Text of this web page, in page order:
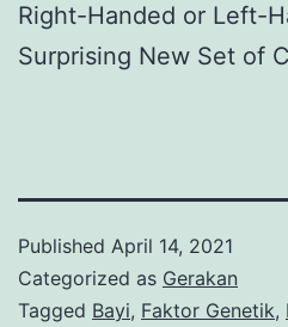
Right-Handed or Left-
Surprising New Set of
Published April 14, 2021
Categorized as Gerakan
Tagged Bayi, Faktor Genetik,